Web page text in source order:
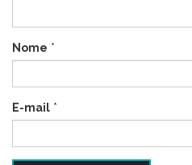
Nome *
E-mail *